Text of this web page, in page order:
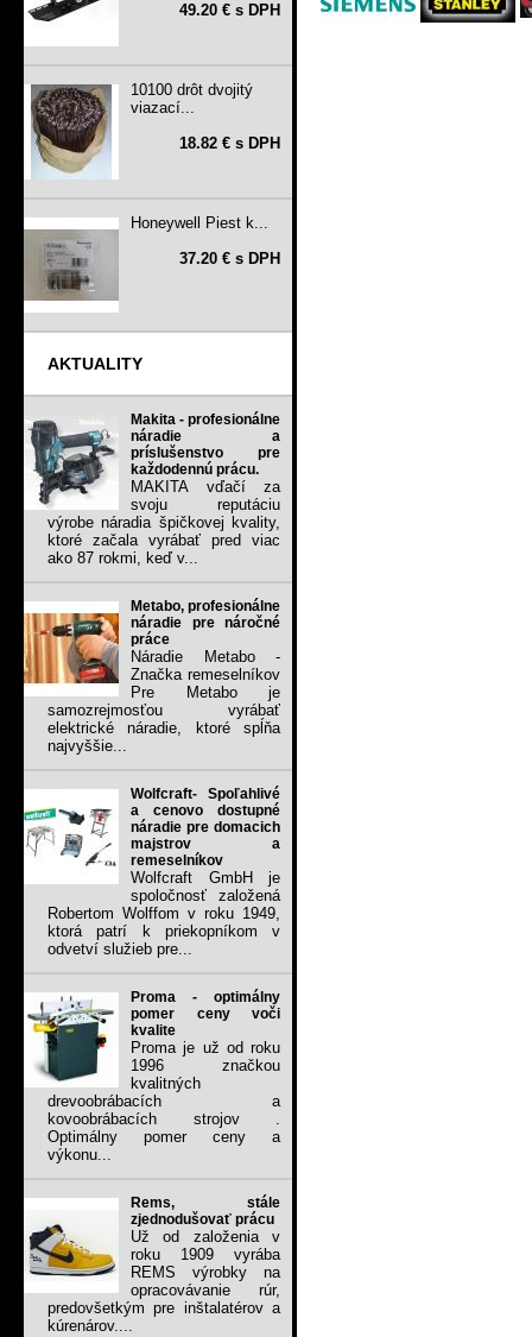
49.20 € s DPH
10100 drôt dvojitý
viazací...
18.82 € s DPH
Honeywell Piest k...
37.20 € s DPH
AKTUALITY
Makita - profesionálne
náradie a
príslušenstvo pre
každodennú prácu.
MAKITA vďačí za
svoju reputáciu
výrobe náradia špičkovej kvality,
ktoré začala vyrábať pred viac
ako 87 rokmi, keď v...
Metabo, profesionálne
náradie pre náročné
práce
Náradie Metabo -
Značka remeselníkov
Pre Metabo je
samozrejmosťou vyrábať
elektrické náradie, ktoré spĺňa
najvyššie...
Wolfcraft- Spoľahlivé
a cenovo dostupné
náradie pre domacich
majstrov a
remeselníkov
Wolfcraft GmbH je
spoločnosť založená
Robertom Wolffom v roku 1949,
ktorá patrí k priekopníkom v
odvetví služieb pre...
Proma - optimálny
pomer ceny voči
kvalite
Proma je už od roku
1996 značkou
kvalitných
drevoobrábacích a
kovoobrábacích strojov .
Optimálny pomer ceny a
výkonu...
Rems, stále
zjednodušovať prácu
Už od založenia v
roku 1909 vyrába
REMS výrobky na
opracovávanie rúr,
predovšetkým pre inštalatérov a
kúrenárov....